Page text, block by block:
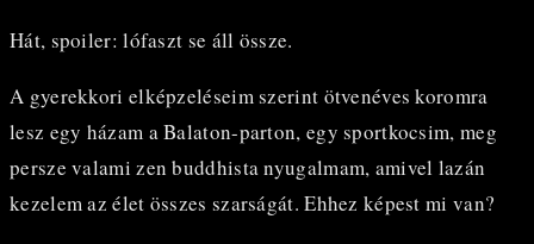
Hát, spoiler: lófaszt se áll össze.
A gyerekkori elképzeléseim szerint ötvenéves koromra
lesz egy házam a Balaton-parton, egy sportkocsim, meg
persze valami zen buddhista nyugalmam, amivel lazán
kezelem az élet összes szarságát. Ehhez képest mi van?